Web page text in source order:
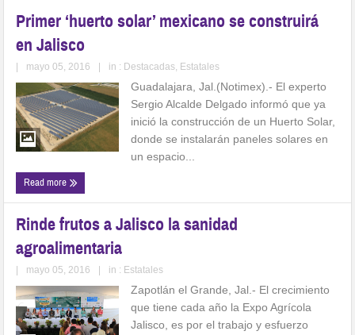
Primer ‘huerto solar’ mexicano se construirá
en Jalisco
mayo 05, 2016 in : Destacadas, Estatales
Guadalajara, Jal.(Notimex).- El experto
Sergio Alcalde Delgado informó que ya
inició la construcción de un Huerto Solar,
donde se instalarán paneles solares en
un espacio...
Read more
Rinde frutos a Jalisco la sanidad
agroalimentaria
mayo 05, 2016 in : Estatales
Zapotlán el Grande, Jal.- El crecimiento
que tiene cada año la Expo Agrícola
Jalisco, es por el trabajo y esfuerzo